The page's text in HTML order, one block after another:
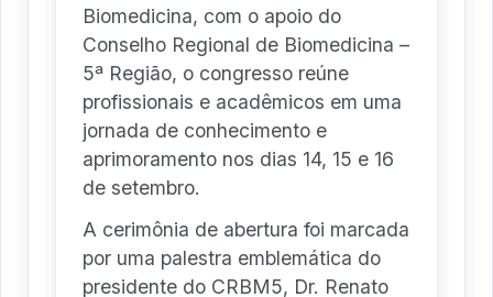
Biomedicina, com o apoio do
Conselho Regional de Biomedicina –
5ª Região, o congresso reúne
profissionais e acadêmicos em uma
jornada de conhecimento e
aprimoramento nos dias 14, 15 e 16
de setembro.
A cerimônia de abertura foi marcada
por uma palestra emblemática do
presidente do CRBM5, Dr. Renato